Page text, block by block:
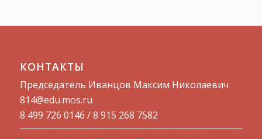
КОНТАКТЫ
Председатель Иванцов Максим Николаевич
814@edu.mos.ru​
8 499 726 0146 / 8 915 268 7582